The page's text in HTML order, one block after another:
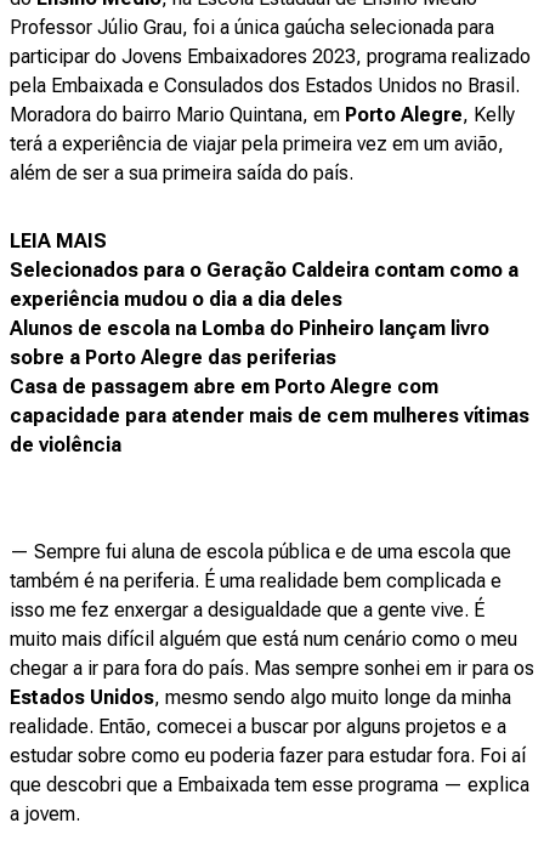
Professor Júlio Grau, foi a única gaúcha selecionada para
participar do Jovens Embaixadores 2023, programa realizado
pela Embaixada e Consulados dos Estados Unidos no Brasil.
Moradora do bairro Mario Quintana, em Porto Alegre, Kelly
terá a experiência de viajar pela primeira vez em um avião,
além de ser a sua primeira saída do país.
LEIA MAIS
Selecionados para o Geração Caldeira contam como a
experiência mudou o dia a dia deles
Alunos de escola na Lomba do Pinheiro lançam livro
sobre a Porto Alegre das periferias
Casa de passagem abre em Porto Alegre com
capacidade para atender mais de cem mulheres vítimas
de violência
— Sempre fui aluna de escola pública e de uma escola que
também é na periferia. É uma realidade bem complicada e
isso me fez enxergar a desigualdade que a gente vive. É
muito mais difícil alguém que está num cenário como o meu
chegar a ir para fora do país. Mas sempre sonhei em ir para os
Estados Unidos, mesmo sendo algo muito longe da minha
realidade. Então, comecei a buscar por alguns projetos e a
estudar sobre como eu poderia fazer para estudar fora. Foi aí
que descobri que a Embaixada tem esse programa — explica
a jovem.